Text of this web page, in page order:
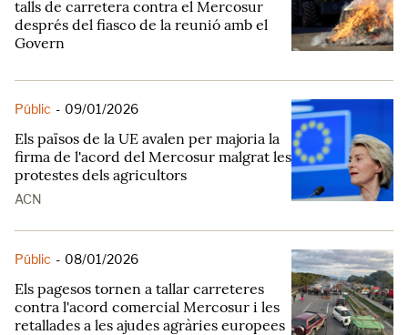
talls de carretera contra el Mercosur
després del fiasco de la reunió amb el
Govern
Públic - 09/01/2026
Els països de la UE avalen per majoria la
firma de l'acord del Mercosur malgrat les
protestes dels agricultors
ACN
Públic - 08/01/2026
Els pagesos tornen a tallar carreteres
contra l'acord comercial Mercosur i les
retallades a les ajudes agràries europees